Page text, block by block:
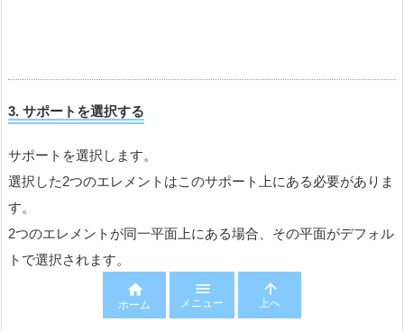
4. 半径(直径)の大きさを入力する
作成したい円の半径の大きさを入力します。

ホーム

メニュー

上へ